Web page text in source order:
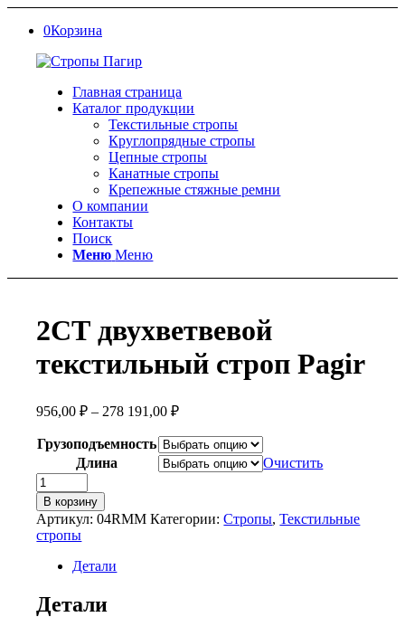
0Корзина
Главная страница
Каталог продукции
Текстильные стропы
Круглопрядные стропы
Цепные стропы
Канатные стропы
Крепежные стяжные ремни
О компании
Контакты
Поиск
Меню Меню
2СТ двухветвевой
текстильный строп Pagir
956,00₽ – 278 191,00₽
Грузоподъемность
Длина
Очистить
Количество
товара
2СТ
двухветвевой
текстильный
строп
В корзину
Артикул:04RMM Категории:Стропы,Текстильные
стропы
Детали
Детали